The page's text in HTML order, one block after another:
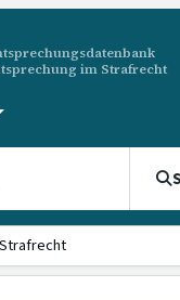
im Strafrecht